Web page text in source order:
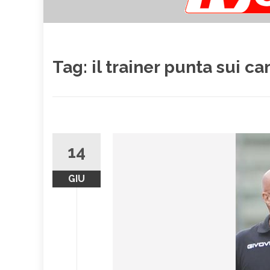
Tag: il trainer punta sui
14
GIU